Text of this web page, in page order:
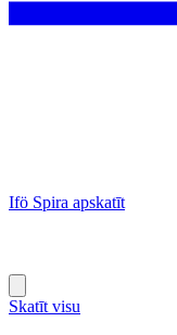
Ifö Spira apskatīt
Skatīt visu